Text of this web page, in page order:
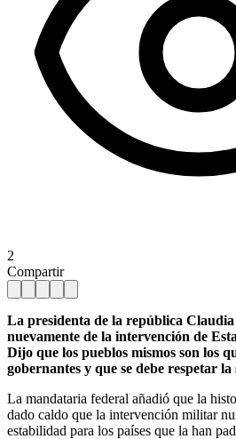
2
Compartir
La presidenta de la república
nuevamente de la intervención de
Dijo que los pueblos mismos son los
gobernantes y que se debe respetar
La mandataria federal añadió que la
dado caldo que la intervención militar
estabilidad para los países que la han